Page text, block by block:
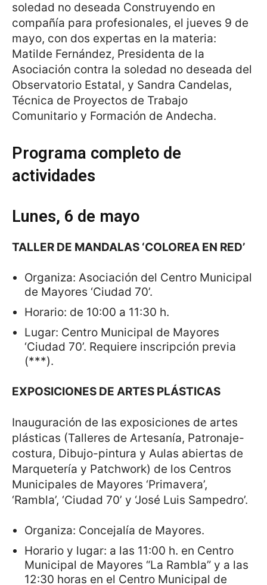
soledad no deseada Construyendo en
compañía para profesionales, el jueves 9 de
mayo, con dos expertas en la materia:
Matilde Fernández, Presidenta de la
Asociación contra la soledad no deseada del
Observatorio Estatal, y Sandra Candelas,
Técnica de Proyectos de Trabajo
Comunitario y Formación de Andecha.
Programa completo de
actividades
Lunes, 6 de mayo
TALLER DE MANDALAS ‘COLOREA EN RED’
Organiza: Asociación del Centro Municipal
de Mayores ‘Ciudad 70’.
Horario: de 10:00 a 11:30 h.
Lugar: Centro Municipal de Mayores
‘Ciudad 70’. Requiere inscripción previa
(***).
EXPOSICIONES DE ARTES PLÁSTICAS
Inauguración de las exposiciones de artes
plásticas (Talleres de Artesanía, Patronaje-
costura, Dibujo-pintura y Aulas abiertas de
Marquetería y Patchwork) de los Centros
Municipales de Mayores ‘Primavera’,
‘Rambla’, ‘Ciudad 70’ y ‘José Luis Sampedro’.
Organiza: Concejalía de Mayores.
Horario y lugar: a las 11:00 h. en Centro
Municipal de Mayores “La Rambla” y a las
12:30 horas en el Centro Municipal de